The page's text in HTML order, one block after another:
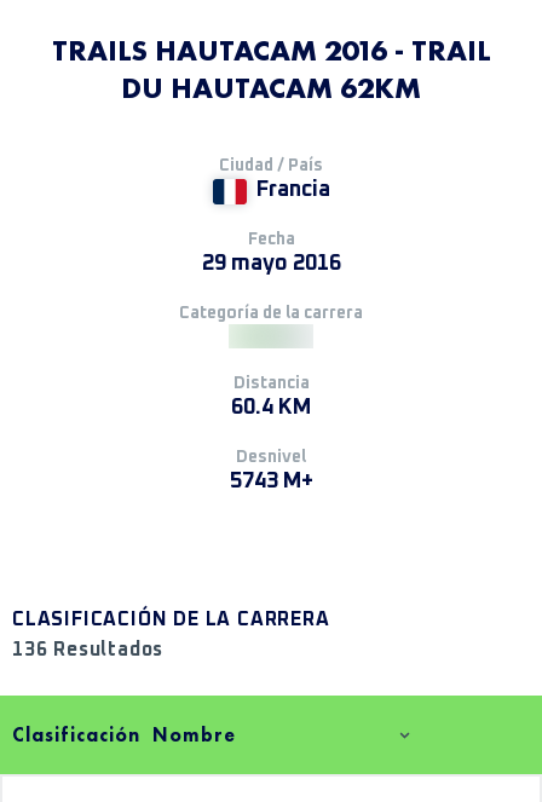
TRAILS HAUTACAM 2016 - TRAIL
DU HAUTACAM 62KM
Ciudad / País
Francia
Fecha
29 mayo 2016
Categoría de la carrera
Distancia
60.4 KM
Desnivel
5743 M+
CLASIFICACIÓN DE LA CARRERA
136 Resultados
Clasificación Nombre